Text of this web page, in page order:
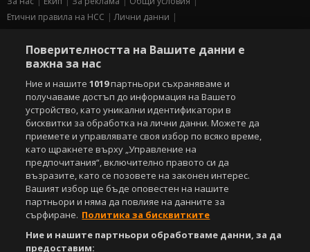
Етични правила на НСС
Лични данни
Съдържанието на този уеб сайт и технологиите, използвани в него, са
под закрила на Закона за авторското право и сродните му права.
Всички статии, репортажи, интервюта и други текстови, графични и
видео материали, публикувани в сайта, са собственост на Агенция
Спортал, освен ако изрично е посочено друго. Допуска се
публикуване на текстови материали само след писмено съгласие на
Агенция Спортал, посочване на източника и добавяне на линк към
www.sportal.bg. Използването на графични и видео материали,
публикувани в сайта, е строго забранено. Нарушителите ще бъдат
санкционирани с цялата строгост на закона.
БЕЗПЛАТНОТО приложение за:
Поверителността на Вашите данни е
важна за нас
Ние и нашите1019партньори съхраняваме и
получаваме достъп до информация на Вашето
устройство, като уникални идентификатори в
бисквитки за обработка на лични данни. Можете да
приемете и управлявате своя избор по всяко време,
като щракнете върху „Управление на
предпочитания“, включително правото си да
възразите, като се позовете на законен интерес.
Вашият избор ще бъде оповестен на нашите
партньори и няма да повлияе на данните за
сърфиране. Политика за бисквитките
Ние и нашите партньори обработваме данни, за да
предоставим: